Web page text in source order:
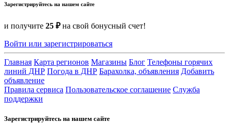
Зарегистрируйтесь на нашем сайте
и получите 25 ₽на свой бонусный счет!
Войти или зарегистрироваться
Главная Карта регионов Магазины Блог Телефоны горячих
линий ДНР Погода в ДНР Барахолка, объявления Добавить
объявление
Правила сервиса Пользовательское соглашение Служба
поддержки
Зарегистрируйтесь на нашем сайте